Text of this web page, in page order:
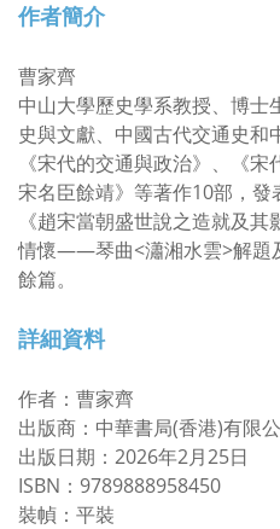
作者簡介
曹家齊
中山大學歷史學系教授、博士
史與文獻、中國古代交通史和
《宋代的交通與政治》、《
宋名臣餘靖》等著作10部，發
《趙宋當朝盛世說之造就及
情懷——琴曲<瀟湘水雲>解題
餘篇。
詳細資料
作者：曹家齊
出版商：中華書局(香港)有限
出版日期：2026年2月25日
ISBN：9789888958450
裝幀：平裝